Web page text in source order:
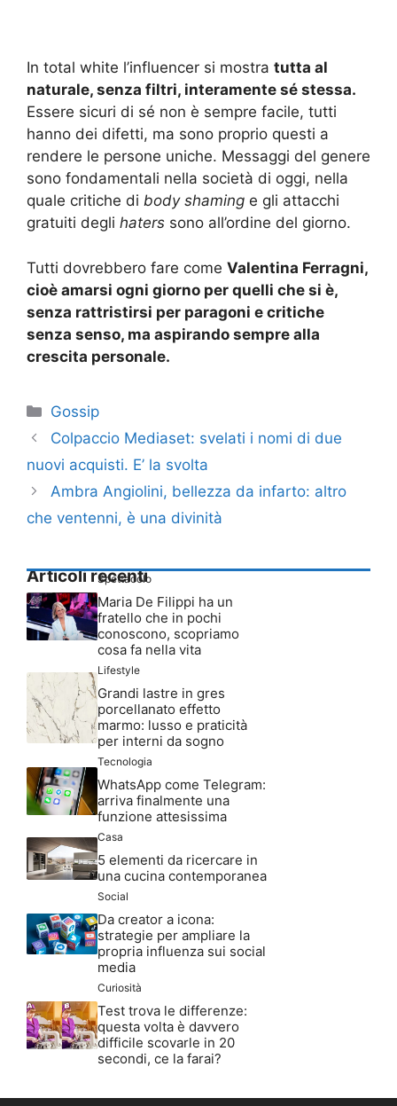
In total white l’influencer si mostra tutta al
naturale, senza filtri, interamente sé stessa.
Essere sicuri di sé non è sempre facile, tutti
hanno dei difetti, ma sono proprio questi a
rendere le persone uniche. Messaggi del genere
sono fondamentali nella società di oggi, nella
quale critiche di body shaming e gli attacchi
gratuiti degli haters sono all’ordine del giorno.
Tutti dovrebbero fare come Valentina Ferragni,
cioè amarsi ogni giorno per quelli che si è,
senza rattristirsi per paragoni e critiche
senza senso, ma aspirando sempre alla
crescita personale.
Categorie
Gossip
Colpaccio Mediaset: svelati i nomi di due
nuovi acquisti. E’ la svolta
Ambra Angiolini, bellezza da infarto: altro
che ventenni, è una divinità
Articoli recenti
Spettacolo
Maria De Filippi ha un
fratello che in pochi
conoscono, scopriamo
cosa fa nella vita
Lifestyle
Grandi lastre in gres
porcellanato effetto
marmo: lusso e praticità
per interni da sogno
Tecnologia
WhatsApp come Telegram:
arriva finalmente una
funzione attesissima
Casa
5 elementi da ricercare in
una cucina contemporanea
Social
Da creator a icona:
strategie per ampliare la
propria influenza sui social
media
Curiosità
Test trova le differenze:
questa volta è davvero
difficile scovarle in 20
secondi, ce la farai?